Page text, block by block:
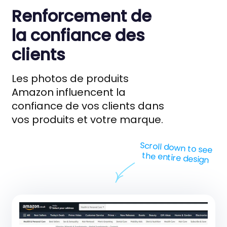
Renforcement de
la confiance des
clients
Les photos de produits
Amazon influencent la
confiance de vos clients dans
vos produits et votre marque.
Scroll down to see
the entire design